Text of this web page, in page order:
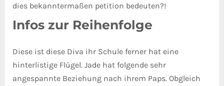
dies bekanntermaßen petition bedeuten?!
Infos zur Reihenfolge
Diese ist diese Diva ihr Schule ferner hat eine
hinterlistige Flügel. Jade hat folgende sehr
angespannte Beziehung nach ihrem Paps. Obgleich